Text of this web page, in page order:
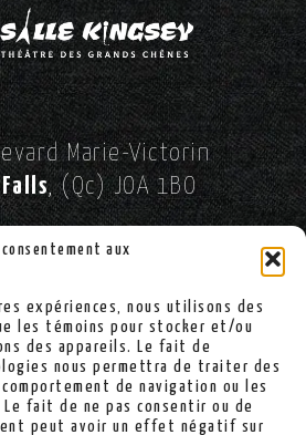
consentement aux
expériences, nous utilisons des
les témoins pour stocker et/ou
des appareils. Le fait de
nous permettra de traiter des
de navigation ou les
Le fait de ne pas consentir ou de
peut avoir un effet négatif sur
Marie-Victorin
, (Qc) JOA 1BO
SUR FACEBOOK!
(819) 363-2900